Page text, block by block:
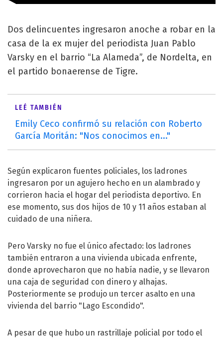
Dos delincuentes ingresaron anoche a robar en la
casa de la ex mujer del periodista Juan Pablo
Varsky en el barrio “La Alameda”, de Nordelta, en
el partido bonaerense de Tigre.
LEÉ TAMBIÉN
Emily Ceco confirmó su relación con Roberto
García Moritán: "Nos conocimos en..."
Según explicaron fuentes policiales, los ladrones
ingresaron por un agujero hecho en un alambrado y
corrieron hacia el hogar del periodista deportivo. En
ese momento, sus dos hijos de 10 y 11 años estaban al
cuidado de una niñera.
Pero Varsky no fue el único afectado: los ladrones
también entraron a una vivienda ubicada enfrente,
donde aprovecharon que no había nadie, y se llevaron
una caja de seguridad con dinero y alhajas.
Posteriormente se produjo un tercer asalto en una
vivienda del barrio "Lago Escondido".
A pesar de que hubo un rastrillaje policial por todo el